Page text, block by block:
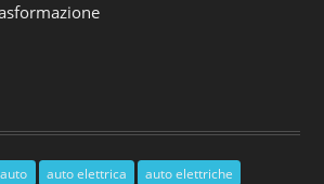
auto auto elettrica
auto elettriche